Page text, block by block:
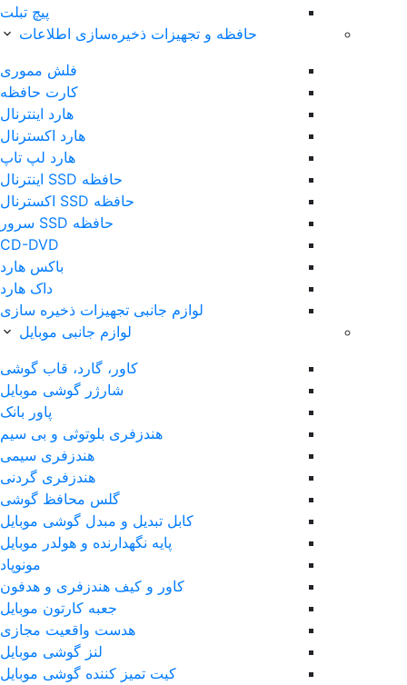
پیچ تبلت
حافظه و تجهیزات ذخیره‌سازی اطلاعات
فلش مموری
کارت حافظه
هارد اینترنال
هارد اکسترنال
هارد لپ تاپ
حافظه SSD اینترنال
حافظه SSD اکسترنال
حافظه SSD سرور
CD-DVD
باکس هارد
داک هارد
لوازم جانبی تجهیزات ذخیره سازی
لوازم جانبی موبایل
کاور، گارد، قاب گوشی
شارژر گوشی موبایل
پاور بانک
هندزفری بلوتوثی و بی سیم
هندزفری سیمی
هندزفری گردنی
گلس محافظ گوشی
کابل تبدیل و مبدل گوشی موبایل
پایه نگهدارنده و هولدر موبایل
مونوپاد
کاور و کیف هندزفری و هدفون
جعبه کارتون موبایل
هدست واقعیت مجازی
لنز گوشی موبایل
کیت تمیز کننده گوشی موبایل